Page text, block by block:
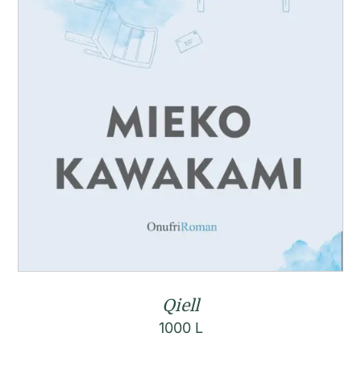
Qiell
1000 L